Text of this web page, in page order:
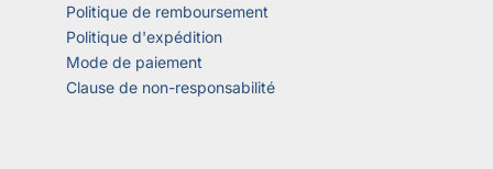
Politique de remboursement
Politique d'expédition
Mode de paiement
Clause de non-responsabilité